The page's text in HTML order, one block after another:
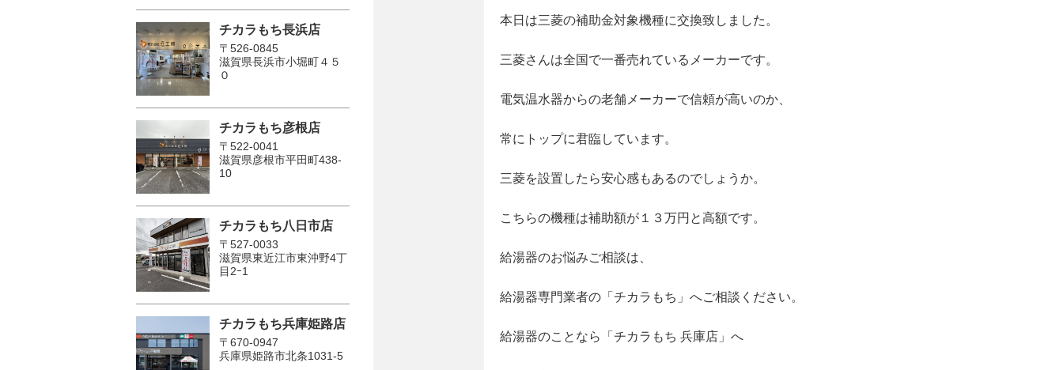
本日は三菱の補助金対象機種に交換致しました。
三菱さんは全国で一番売れているメーカーです。
電気温水器からの老舗メーカーで信頼が高いのか、
常にトップに君臨しています。
三菱を設置したら安心感もあるのでしょうか。
こちらの機種は補助額が１３万円と高額です。
給湯器のお悩みご相談は、
給湯器専門業者の「チカラもち」へご相談ください。
給湯器のことなら「チカラもち 兵庫店」へ
チカラもち長浜店
〒526-0845
滋賀県長浜市小堀町４５
０
チカラもち彦根店
〒522-0041
滋賀県彦根市平田町438-
10
チカラもち八日市店
〒527-0033
滋賀県東近江市東沖野4丁
目2ｰ1
チカラもち兵庫姫路店
〒670-0947
兵庫県姫路市北条1031-5